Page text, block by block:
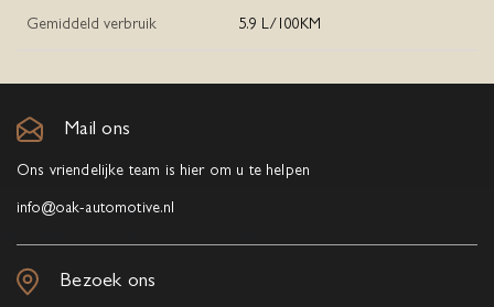
Gemiddeld verbruik 5.9 L/100KM
Mail ons
Ons vriendelijke team is hier om u te helpen
info@oak-automotive.nl
Bezoek ons